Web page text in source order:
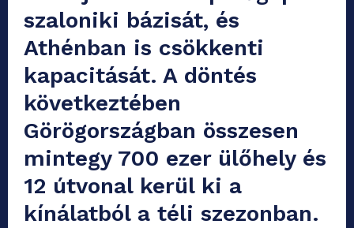
szaloniki bázisát, és
Athénban is csökkenti
kapacitását. A döntés
következtében
Görögországban összesen
mintegy 700 ezer ülőhely és
12 útvonal kerül ki a
kínálatból a téli szezonban.